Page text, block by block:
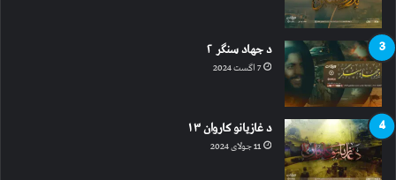
د جهاد سنګر ۲
7 اگست 2024
د غازیانو کاروان ۱۳
11 جولای 2024